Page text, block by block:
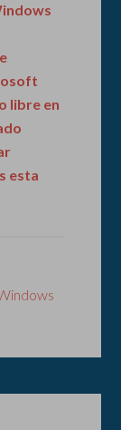
libre en
esta